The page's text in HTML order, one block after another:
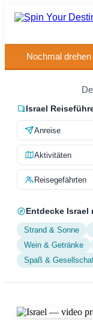
Reiseziele
Nach Interesse
So funktioniert es
Über uns
Kontakt
Nochmal
Israel
Anreise
Aktivitäten
Reisegefährten
Entdecke Israel
Strand & Sonne
Wein & Getränke
Spaß &